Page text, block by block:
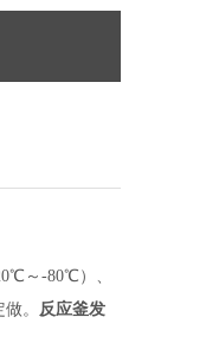
℃～ -80℃）、
。 反应釜发